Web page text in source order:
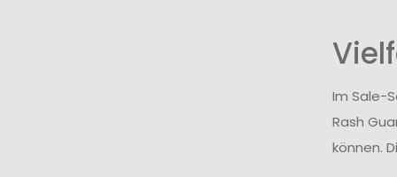
Im Sale-
Rash
können.